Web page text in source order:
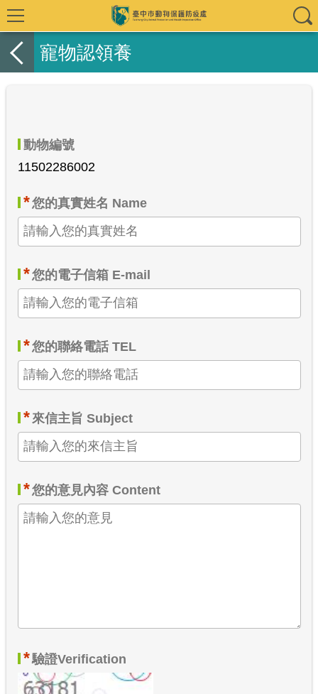
寵物認領養
動物編號
11502286002
*您的真實姓名 Name
*您的電子信箱 E-mail
*您的聯絡電話 TEL
* 來信主旨 Subject
*您的意見內容 Content
*驗證Verification